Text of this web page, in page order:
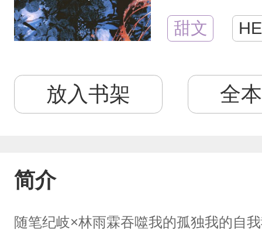
甜文 HE
放入书架 全
简介
随笔纪岐×林雨霖吞噬我的孤独我的自